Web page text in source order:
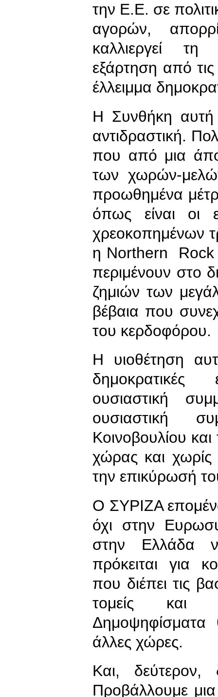
την Ε.Ε. σε
αγορών,
καλλιεργεί τη
εξάρτηση από
έλλειμμα
Η Συνθήκη αυτή
αντιδραστική.
που από μια
των χωρών-
προωθημένα
όπως είναι οι
χρεοκοπημένων
η Northern Rock
περιμένουν στο
ζημιών των
βέβαια που
του κερδοφόρου.
Η υιοθέτηση
ουσιαστική
ουσιαστική
Κοινοβουλίου
χώρας και
την επικύρωσή
Ο ΣΥΡΙΖΑ
όχι στην
στην Ελλάδα
πρόκειται για
που διέπει τις
τομείς και
άλλες χώρες.
Και,
Προβάλλουμε